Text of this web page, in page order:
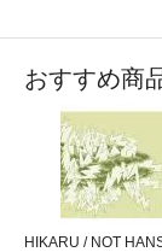
おすすめ商
HIKARU / NOT